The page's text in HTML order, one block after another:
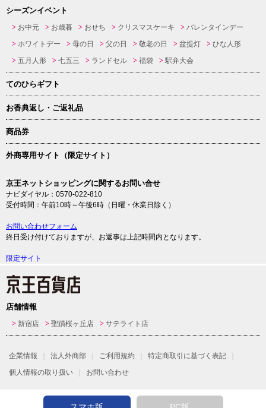
シーズンイベント
お中元 お歳暮 おせち クリスマスケーキ
バレンタインデー
ホワイトデー
母の日 父の日 敬老の日 盆提灯
ひな人形
五月人形
七五三 ランドセル 福袋 駅弁大会
てのひらギフト
お香典返し・ご返礼品
商品券
外商専用サイト（限定サイト）
京王ネットショッピングに関するお問い合せ
ナビダイヤル：0570-022-810
受付時間：午前10時～午後6時（日曜・休業日除く）
お問い合わせフォーム
終日受け付けておりますが、お返事は上記時間内となります。
限定サイト
店舗情報
新宿店 聖蹟桜ヶ丘店 サテライト店
企業情報 法人外商部 ご利用規約
特定商取引に基づく表記
個人情報の取り扱い
お問い合わせ